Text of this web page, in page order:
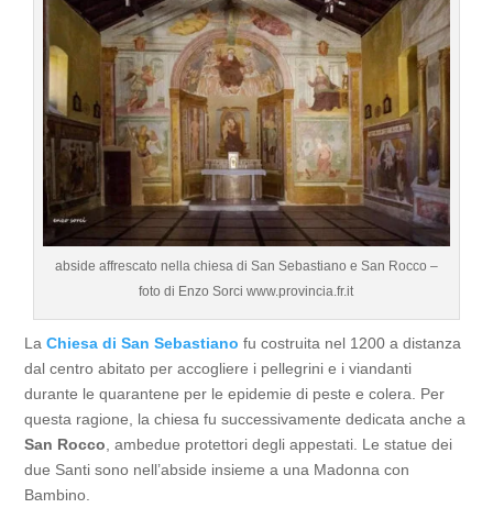
abside affrescato nella chiesa di San Sebastiano e San Rocco –
foto di Enzo Sorci www.provincia.fr.it
LaChiesa di San Sebastiano fu costruita nel 1200 a distanza
dal centro abitato per accogliere i pellegrini e i viandanti
durante le quarantene per le epidemie di peste e colera. Per
questa ragione, la chiesa fu successivamente dedicata anche a
San Rocco, ambedue protettori degli appestati. Le statue dei
due Santi sono nell’abside insieme a una Madonna con
Bambino.